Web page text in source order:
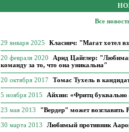
Все
29 января 2025 Класнич: "Магат хотел
20 февраля 2020
Арнд Цайглер:
команду за то, что она уникальна"
20 октября 2017 Томас Тухель в
5 ноября 2015 Айхин: «Фритц буквально
23 мая 2013 "Вердер" может возглавить
30 марта 2013 Любимый противник